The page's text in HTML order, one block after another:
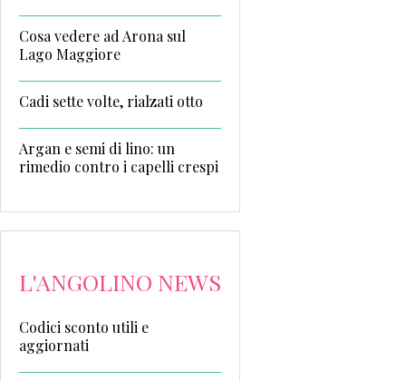
Cosa vedere ad Arona sul
Lago Maggiore
Cadi sette volte, rialzati otto
Argan e semi di lino: un
rimedio contro i capelli crespi
L'ANGOLINO NEWS
Codici sconto utili e
aggiornati